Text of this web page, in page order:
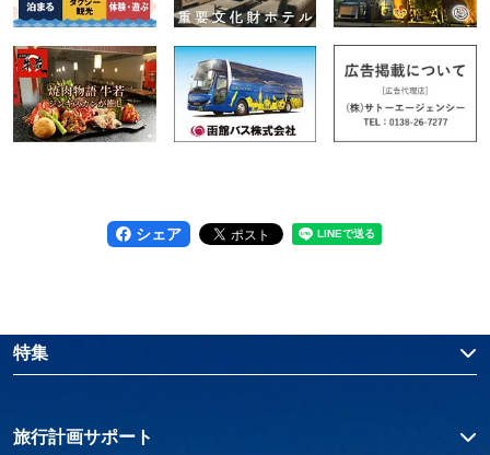
シェア
特集
旅行計画サポート